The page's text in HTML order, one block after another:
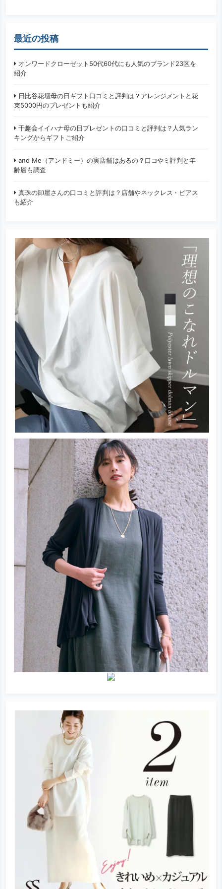
最近の投稿
オンワードクローゼット50代60代にも人気のブランド23区を
紹介
日比谷花壇母の日ギフト口コミと評判は？アレンジメントと花
束5000円のプレゼントも紹介
千趣会イイハナ母の日プレゼントの口コミと評判は？人気ラン
キングからギフトご紹介
and Me（アンドミー）の実店舗はあるの？口コやミ評判と年
齢層も調査
真珠の卸屋さんの口コミと評判は？店舗やネックレス・ピアス
も紹介